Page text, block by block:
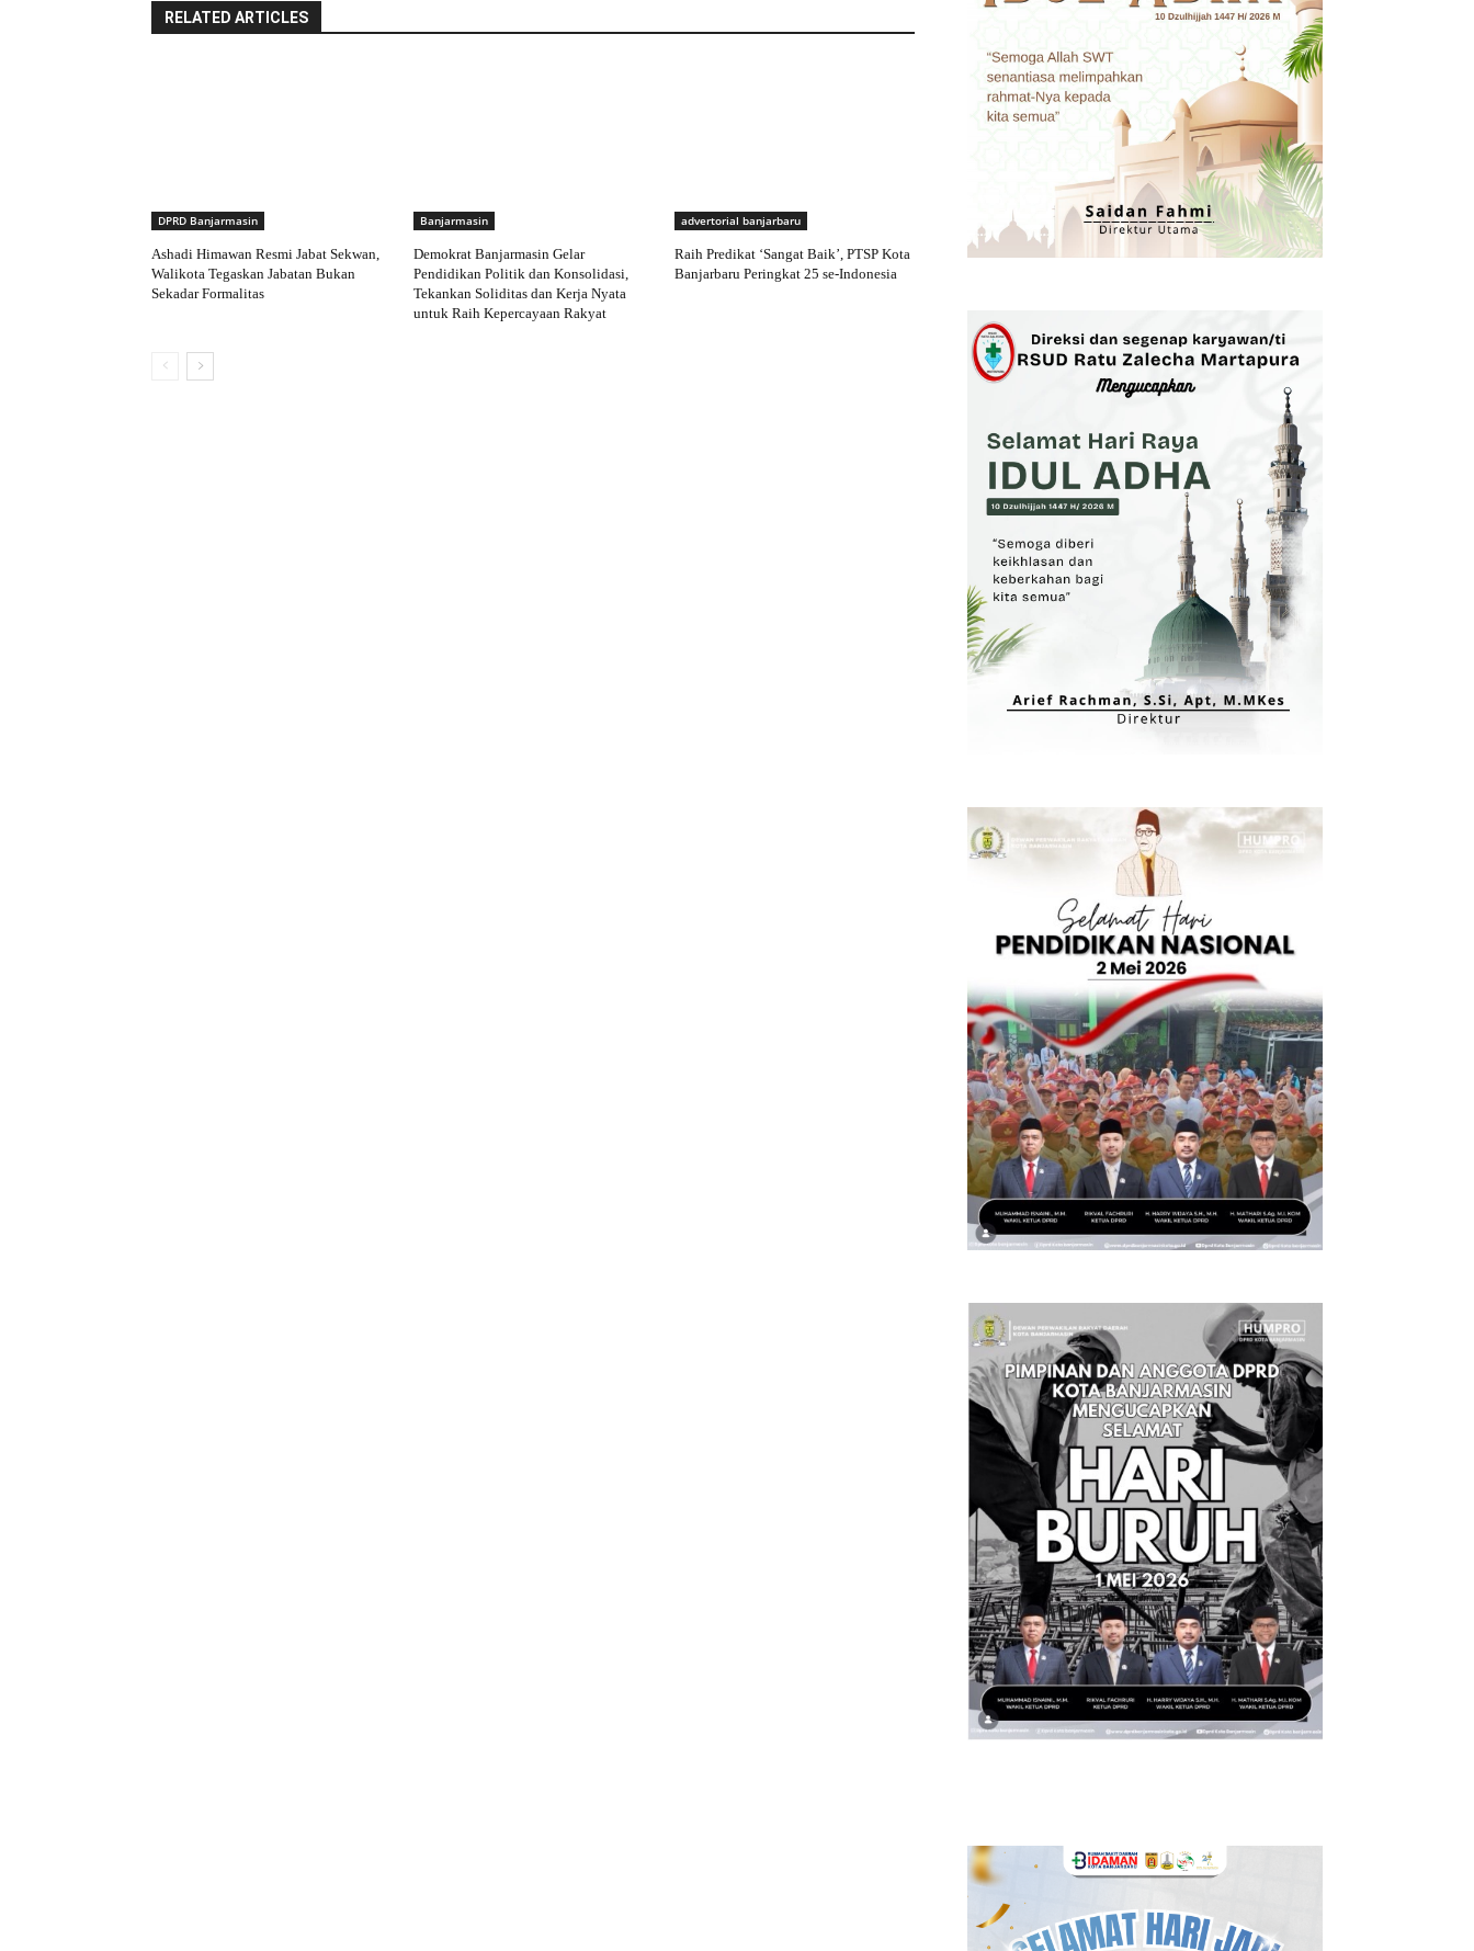
RELATED ARTICLES
DPRD Banjarmasin
Ashadi Himawan Resmi Jabat Sekwan,
Walikota Tegaskan Jabatan Bukan
Sekadar Formalitas
Banjarmasin
Demokrat Banjarmasin Gelar
Pendidikan Politik dan Konsolidasi,
Tekankan Soliditas dan Kerja Nyata
untuk Raih Kepercayaan Rakyat
advertorial banjarbaru
Raih Predikat ‘Sangat Baik’, PTSP Kota
Banjarbaru Peringkat 25 se-Indonesia